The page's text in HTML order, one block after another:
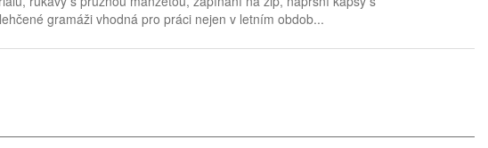
gramáži vhodná pro práci nejen v letním obdob...